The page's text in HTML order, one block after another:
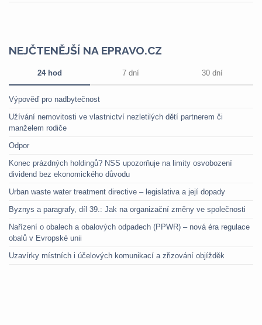
NEJČTENĚJŠÍ NA EPRAVO.CZ
24 hod 7 dní 30 dní
Výpověď pro nadbytečnost
Užívání nemovitosti ve vlastnictví nezletilých dětí partnerem či
manželem rodiče
Odpor
Konec prázdných holdingů? NSS upozorňuje na limity osvobození
dividend bez ekonomického důvodu
Urban waste water treatment directive – legislativa a její dopady
Byznys a paragrafy, díl 39.: Jak na organizační změny ve společnosti
Nařízení o obalech a obalových odpadech (PPWR) – nová éra regulace
obalů v Evropské unii
Uzavírky místních i účelových komunikací a zřizování objížděk